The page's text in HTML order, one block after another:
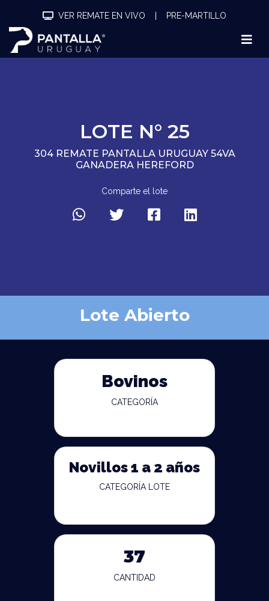
VER REMATE EN VIVO PRE-MARTILLO
LOTE N° 25
304 REMATE PANTALLA URUGUAY 54VA
GANADERA HEREFORD
Comparte el lote
Lote Abierto
Bovinos
CATEGORÍA
Novillos 1 a 2 años
CATEGORÍA LOTE
37
CANTIDAD